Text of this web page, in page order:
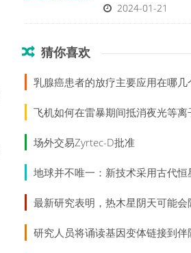
2024-01-21
猜你喜欢
乳腺癌患者的放疗主要应用在哪几
场外交易Zyrtec-D批准
最新研究表明，热木星阴天可能会
研究人员将诵读基因变体链接到